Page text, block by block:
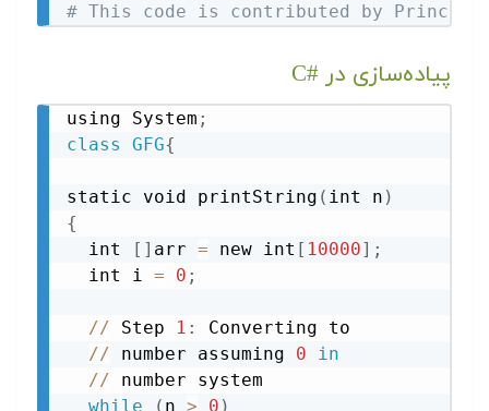
# This code is contributed by Princi
پیاده‌سازی در C#‎
using System ;
class
GFG{
static void printString ( int n )
{
  int
[ ] arr = new int [ 10000] ;
  int i
= 0 ;
// Step 1 :
Converting to
// number assuming 0
in
// number system
while
( n > 0 )